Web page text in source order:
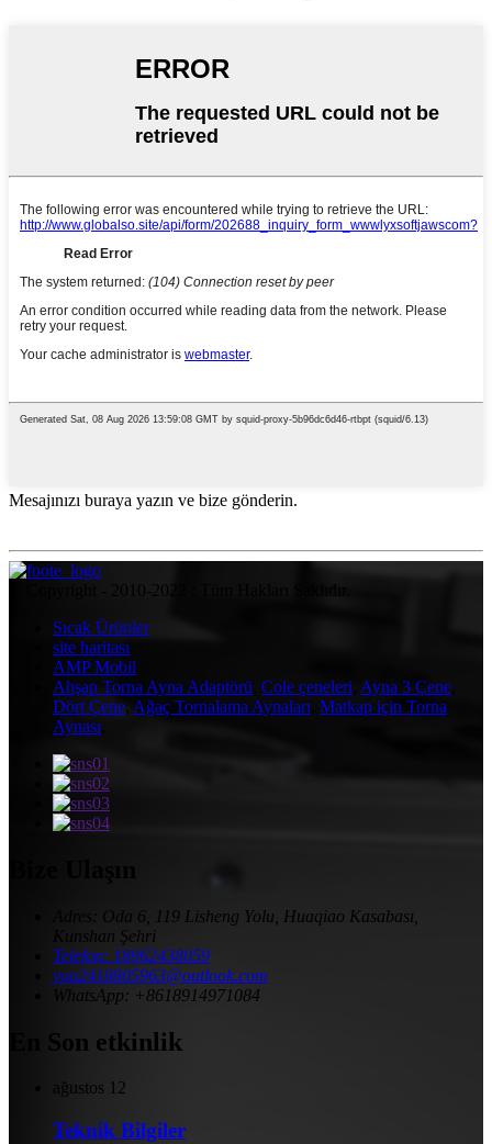
Mesajınızı buraya yazın ve bize gönderin.
© Copyright - 2010-2022 : Tüm Hakları Saklıdır.
Sıcak Ürünler
site haritası
AMP Mobil
Ahşap Torna Ayna Adaptörü Cole çeneleri Ayna 3 Çene
Dört Çene Ağaç Tornalama Aynaları Matkap için Torna
Aynası
Adres: Oda 6, 119 Lisheng Yolu, Huaqiao Kasabası,
Kunshan Şehri
Telefon: 18962438059
yoo2418805963@outlook.com
WhatsApp: +8618914971084
En Son etkinlik
ağustos 12
Teknik Bilgiler